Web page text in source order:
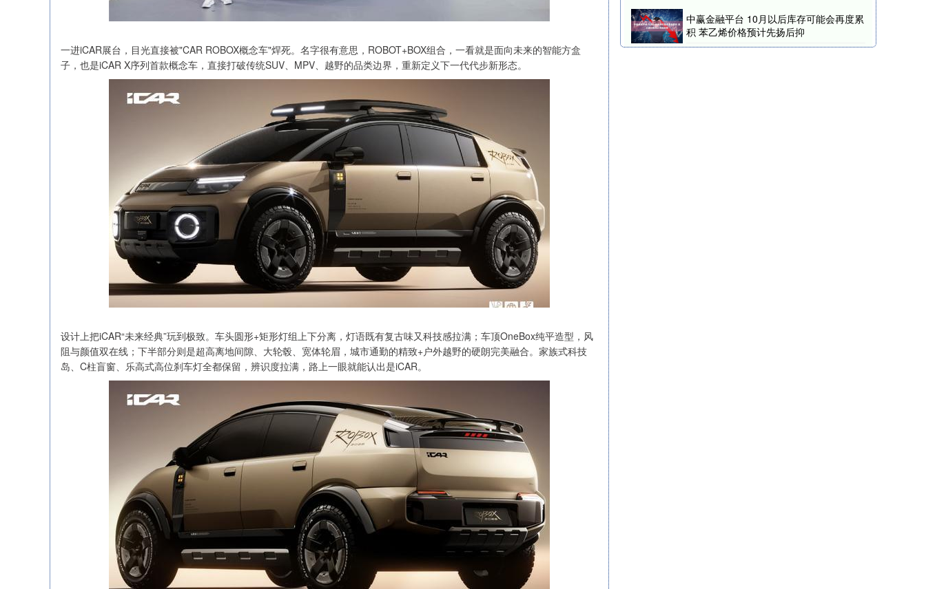
一进iCAR展台，目光直接被"CAR ROBOX概念车"焊死。名字很有意思，ROBOT+BOX组合，一看就是面向未来的智能方盒
子，也是iCAR X序列首款概念车，直接打破传统SUV、MPV、越野的品类边界，重新定义下一代代步新形态。
设计上把iCAR“未来经典”玩到极致。车头圆形+矩形灯组上下分离，灯语既有复古味又科技感拉满；车顶OneBox纯平造型，风
阻与颜值双在线；下半部分则是超高离地间隙、大轮毂、宽体轮眉，城市通勤的精致+户外越野的硬朗完美融合。家族式科技
岛、C柱盲窗、乐高式高位刹车灯全都保留，辨识度拉满，路上一眼就能认出是iCAR。
中赢金融平台 10月以后库存可能会再度累
积 苯乙烯价格预计先扬后抑